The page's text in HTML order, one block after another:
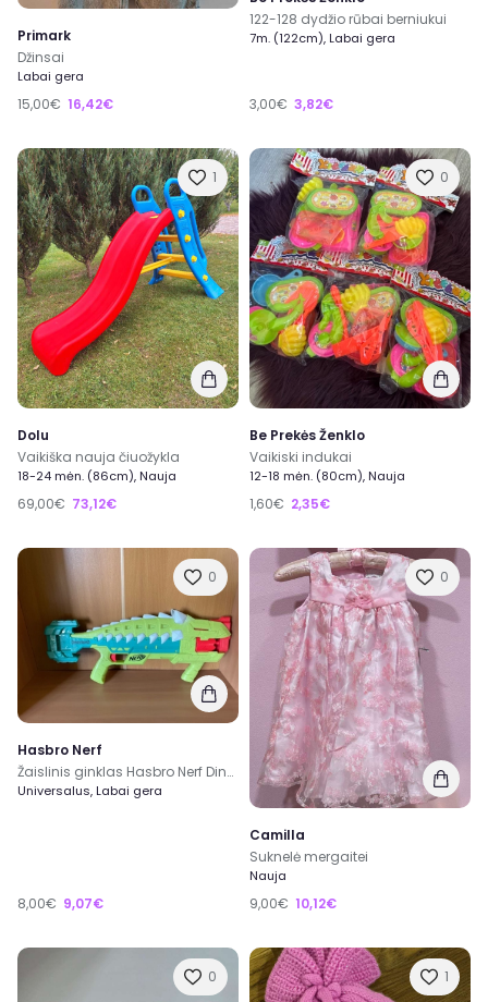
Primark
Džinsai
Labai gera
15,00€ 16,42€
122-128 dydžio rūbai berniukui
7m. (122cm), Labai gera
3,00€ 3,82€
1
Dolu
Vaikiška nauja čiuožykla
18-24 mėn. (86cm), Nauja
69,00€ 73,12€
0
Be Prekės Ženklo
Vaikiski indukai
12-18 mėn. (80cm), Nauja
1,60€ 2,35€
0
Hasbro Nerf
Žaislinis ginklas Hasbro Nerf Dinosquad Blaster Dino
Universalus, Labai gera
8,00€ 9,07€
0
Camilla
Suknelė mergaitei
Nauja
9,00€ 10,12€
0 1